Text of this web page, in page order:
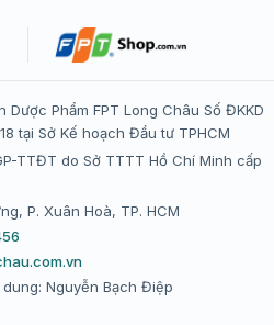
tại trung tâm tiêm chủng
nhận đặc quyền”
Phẩm FPT Long Châu Số ĐKKD
tại Sở Kế hoạch Đầu tư TPHCM
TTĐT do Sở TTTT Hồ Chí Minh cấp
P. Xuân Hoà, TP. HCM
Nguyễn Bạch Điệp